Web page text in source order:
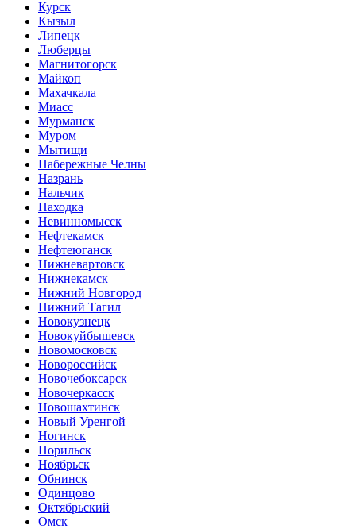
Курск
Кызыл
Липецк
Люберцы
Магнитогорск
Майкоп
Махачкала
Миасс
Мурманск
Муром
Мытищи
Набережные Челны
Назрань
Нальчик
Находка
Невинномысск
Нефтекамск
Нефтеюганск
Нижневартовск
Нижнекамск
Нижний Новгород
Нижний Тагил
Новокузнецк
Новокуйбышевск
Новомосковск
Новороссийск
Новочебоксарск
Новочеркасск
Новошахтинск
Новый Уренгой
Ногинск
Норильск
Ноябрьск
Обнинск
Одинцово
Октябрьский
Омск